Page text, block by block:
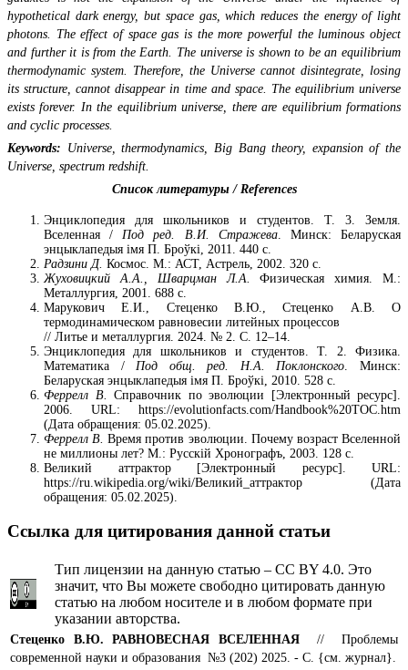
hypothetical dark energy, but space gas, which reduces the energy of light
photons. The effect of space gas is the more powerful the luminous object
and further it is from the Earth. The universe is shown to be an equilibrium
thermodynamic system. Therefore, the Universe cannot disintegrate, losing
its structure, cannot disappear in time and space. The equilibrium universe
exists forever. In the equilibrium universe, there are equilibrium formations
and cyclic processes.
Keywords: Universe, thermodynamics, Big Bang theory, expansion of the
Universe, spectrum redshift.
Список литературы / References
Энциклопедия для школьников и студентов. Т. 3. Земля.
Вселенная / Под ред. В.И. Стражева. Минск: Беларуская
энцыклапедыя імя П. Броўкі, 2011. 440 с.
Радзини Д. Космос. М.: АСТ, Астрель, 2002. 320 с.
Жуховицкий А.А., Шварцман Л.А.
Физическая химия. М.:
Металлургия, 2001. 688 с.
Марукович Е.И., Стеценко В.Ю., Стеценко А.В. О
термодинамическом равновесии литейных процессов
// Литье и металлургия. 2024. № 2. С. 12–14.
Энциклопедия для школьников и студентов. Т. 2. Физика.
Математика / Под общ. ред. Н.А. Поклонского . Минск:
Беларуская энцыклапедыя імя П. Броўкі, 2010. 528 с.
Феррелл В.
Справочник по эволюции [Электронный ресурс].
2006. URL: https://evolutionfacts.com/Handbook%20TOC.htm
(Дата обращения: 05.02.2025).
Феррелл В. Время против эволюции. Почему возраст Вселенной
не миллионы лет? М.: Русскiй Хронографъ, 2003. 128 с.
Великий аттрактор [Электронный ресурс]. URL:
https://ru.wikipedia.org/wiki/Великий_аттрактор (Дата
обращения: 05.02.2025).
Ссылка для цитирования данной статьи
Тип лицензии на данную статью – CC BY 4.0. Это
значит, что Вы можете свободно цитировать данную
статью на любом носителе и в любом формате при
указании авторства.
Стеценко В.Ю. РАВНОВЕСНАЯ ВСЕЛЕННАЯ
// Проблемы
современной науки и образования №3 (202) 2025. - С. {см. журнал}.